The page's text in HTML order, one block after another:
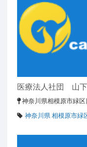
医療法人社団 山
神奈川県相模原市緑区
神奈川県 相模原市緑